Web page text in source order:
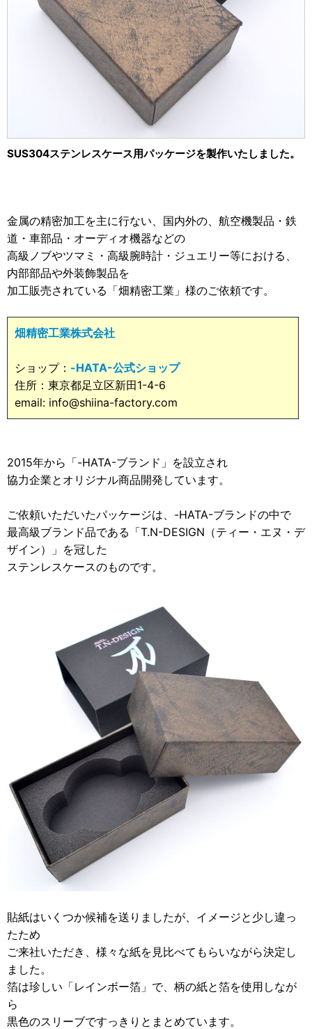
SUS304ステンレスケース用パッケージを製作いたしました。
金属の精密加工を主に行ない、国内外の、航空機製品・鉄
道・車部品・オーディオ機器などの
高級ノブやツマミ・高級腕時計・ジュエリー等における、
内部部品や外装飾製品を
加工販売されている「畑精密工業」様のご依頼です。
畑精密工業株式会社
ショップ： -HATA-公式ショップ
住所：東京都足立区新田1-4-6
email: info@shiina-factory.com
2015年から「-HATA-ブランド」を設立され
協力企業とオリジナル商品開発しています。
ご依頼いただいたパッケージは、-HATA-ブランドの中で
最高級ブランド品である「T.N-DESIGN（ティー・エヌ・デ
ザイン）」を冠した
ステンレスケースのものです。
貼紙はいくつか候補を送りましたが、イメージと少し違っ
たため
ご来社いただき、様々な紙を見比べてもらいながら決定し
ました。
箔は珍しい「レインボー箔」で、柄の紙と箔を使用しなが
ら
黒色のスリーブですっきりとまとめています。
スポーツ・アウトドア・健康用
靴・衣類・アパレル小物用
記録メディア用（USBほか）
産業・電化製品用
ノベルティ
アニメ関連
2016年
2011年